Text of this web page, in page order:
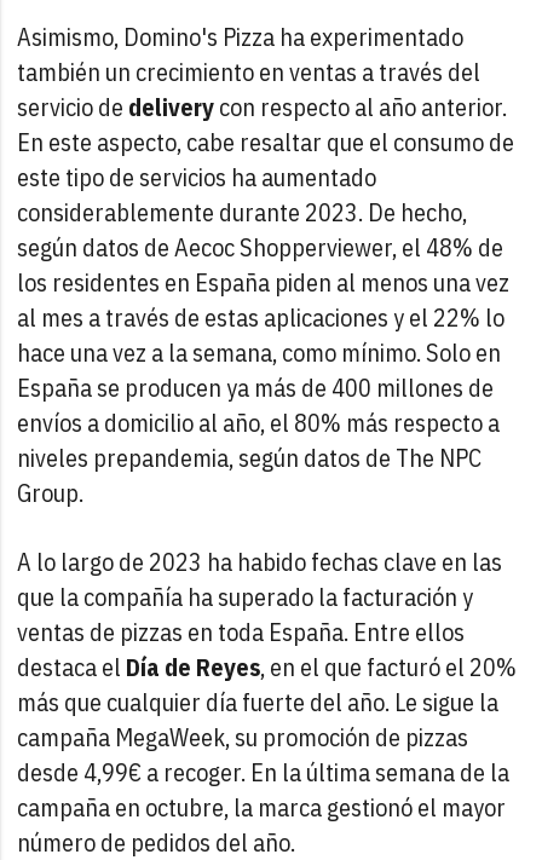
Asimismo, Domino's Pizza ha experimentado
también un crecimiento en ventas a través del
servicio de deliverycon respecto al año anterior.
En este aspecto, cabe resaltar que el consumo de
este tipo de servicios ha aumentado
considerablemente durante 2023. De hecho,
según datos de Aecoc Shopperviewer, el 48% de
los residentes en España piden al menos una vez
al mes a través de estas aplicaciones y el 22% lo
hace una vez a la semana, como mínimo. Solo en
España se producen ya más de 400 millones de
envíos a domicilio al año, el 80% más respecto a
niveles prepandemia, según datos de The NPC
Group.
A lo largo de 2023 ha habido fechas clave en las
que la compañía ha superado la facturación y
ventas de pizzas en toda España. Entre ellos
destaca el Día de Reyes, en el que facturó el 20%
más que cualquier día fuerte del año. Le sigue la
campaña MegaWeek, su promoción de pizzas
desde 4,99€ a recoger. En la última semana de la
campaña en octubre, la marca gestionó el mayor
número de pedidos del año.